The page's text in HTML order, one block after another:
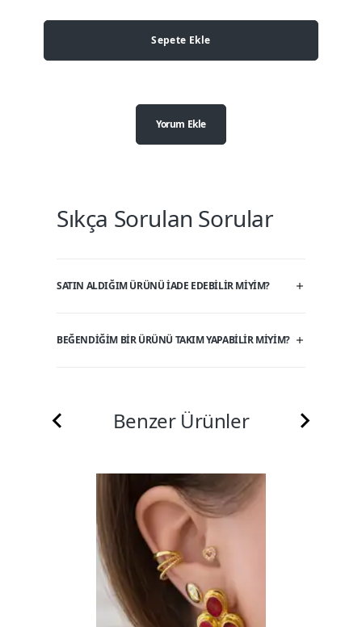
Sepete Ekle
Yorum Ekle
Sıkça Sorulan Sorular
SATIN ALDIĞIM ÜRÜNÜ IADE EDEBILIR MIYIM?
BEĞENDIĞIM BIR ÜRÜNÜ TAKIM YAPABILIR MIYIM?
Benzer Ürünler